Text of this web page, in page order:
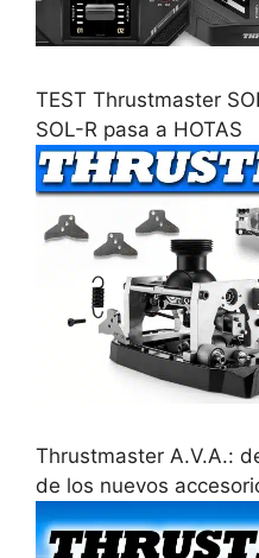
TEST Thrustmaster
SOL-R pasa a HOTAS
Thrustmaster A.V.A.:
de los nuevos